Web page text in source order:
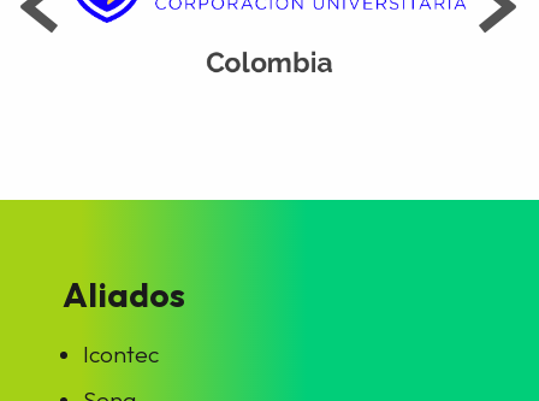
Aliados
Icontec